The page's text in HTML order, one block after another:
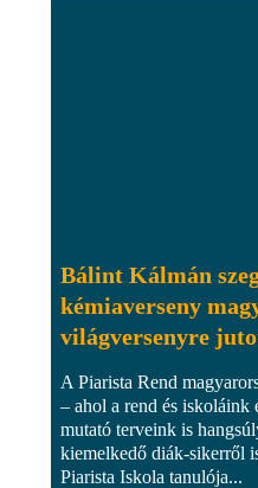
Bálint Kálmán
kémiaverseny
világversenyre
A Piarista Rend
– ahol a rend és
mutató terveink is
kiemelkedő diák-sikerről
Piarista Iskola tanulója...